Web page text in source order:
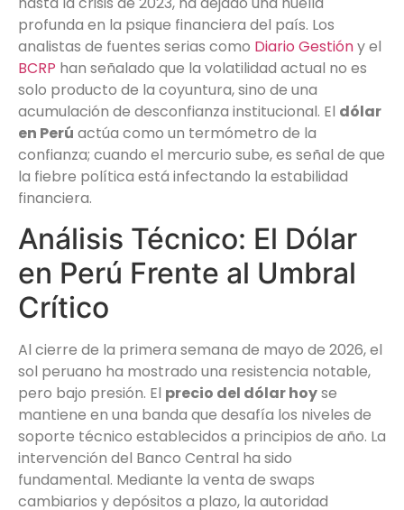
profunda en la psique financiera del país. Los
analistas de fuentes serias como Diario Gestióny el
BCRP han señalado que la volatilidad actual no es
solo producto de la coyuntura, sino de una
acumulación de desconfianza institucional. El dólar
en Perú actúa como un termómetro de la
confianza; cuando el mercurio sube, es señal de que
la fiebre política está infectando la estabilidad
financiera.
Análisis Técnico: El Dólar
en Perú Frente al Umbral
Crítico
Al cierre de la primera semana de mayo de 2026, el
sol peruano ha mostrado una resistencia notable,
pero bajo presión. El precio del dólar hoyse
mantiene en una banda que desafía los niveles de
soporte técnico establecidos a principios de año. La
intervención del Banco Central ha sido
fundamental. Mediante la venta de swaps
cambiarios y depósitos a plazo, la autoridad